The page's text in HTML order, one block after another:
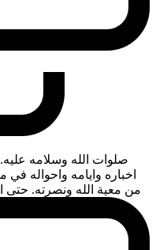
صلوات الله وسلامه
اخباره وايامه واحواله في
من معية الله ونصرته. حتى